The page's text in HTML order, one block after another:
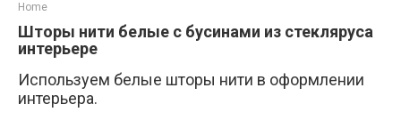
Home
Шторы нити белые с бусинами из стекляруса
интерьере
Используем белые шторы нити в оформлении
интерьера.